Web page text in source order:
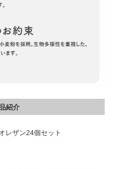
紹介
レザン24個セット